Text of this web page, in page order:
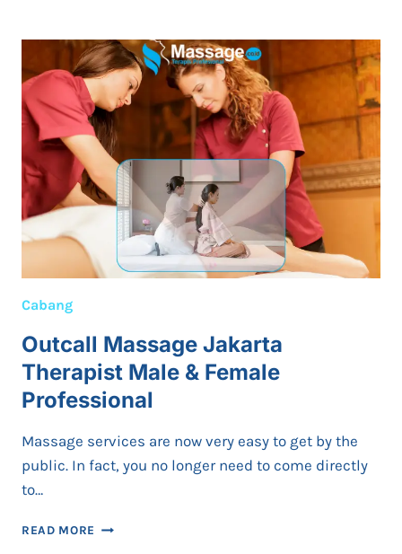
BLOK
M
PRIA
DAN
WANITA
24
JAM
Cabang
Outcall Massage Jakarta
Therapist Male & Female
Professional
Massage services are now very easy to get by the
public. In fact, you no longer need to come directly
to…
READ MORE OUTCALL